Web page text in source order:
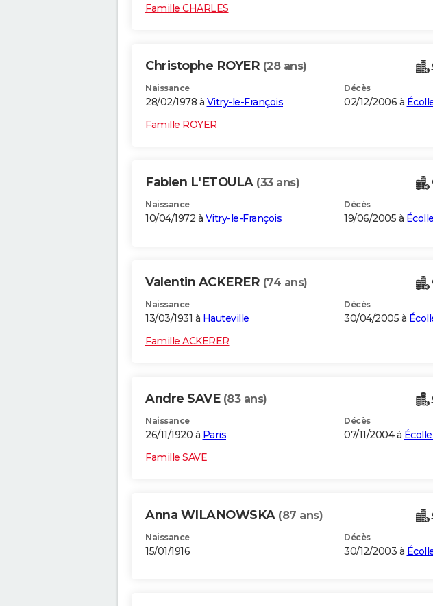
Famille CHARLES
Christophe ROYER (28 ans)
Naissance
28/02/1978 à Vitry-le-François
Décès
02/12/2006 à
Famille ROYER
Fabien L'ETOULA (33 ans)
Naissance
10/04/1972 à Vitry-le-François
Décès
19/06/2005 à
Valentin ACKERER (74 ans)
Naissance
13/03/1931 à Hauteville
Décès
30/04/2005 à
Famille ACKERER
Andre SAVE (83 ans)
Naissance
26/11/1920 à Paris
Décès
07/11/2004 à
Famille SAVE
Anna WILANOWSKA (87 ans)
Naissance
15/01/1916
Décès
30/12/2003 à